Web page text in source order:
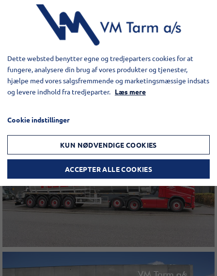
Dette websted benytter egne og tredjeparters cookies for at
fungere, analysere din brug af vores produkter og tjenester,
hjælpe med vores salgsfremmende og marketingsmæssige indsats
og levere indhold fra tredjeparter. Læs mere
Cookie indstillinger
KUN NØDVENDIGE COOKIES
ACCEPTER ALLE COOKIES